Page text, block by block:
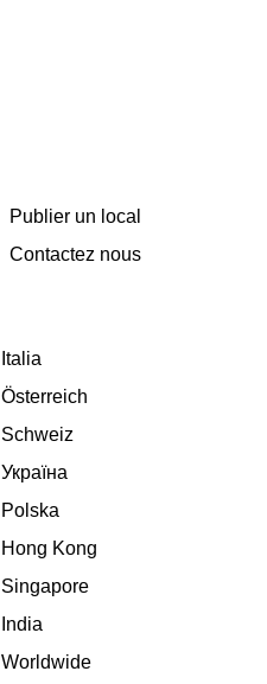
Publier un local
Contactez nous
Italia
Österreich
Schweiz
Україна
Polska
Hong Kong
Singapore
India
Worldwide